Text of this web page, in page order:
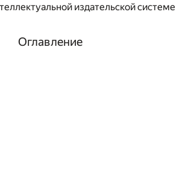
издательской системе
Оглавление